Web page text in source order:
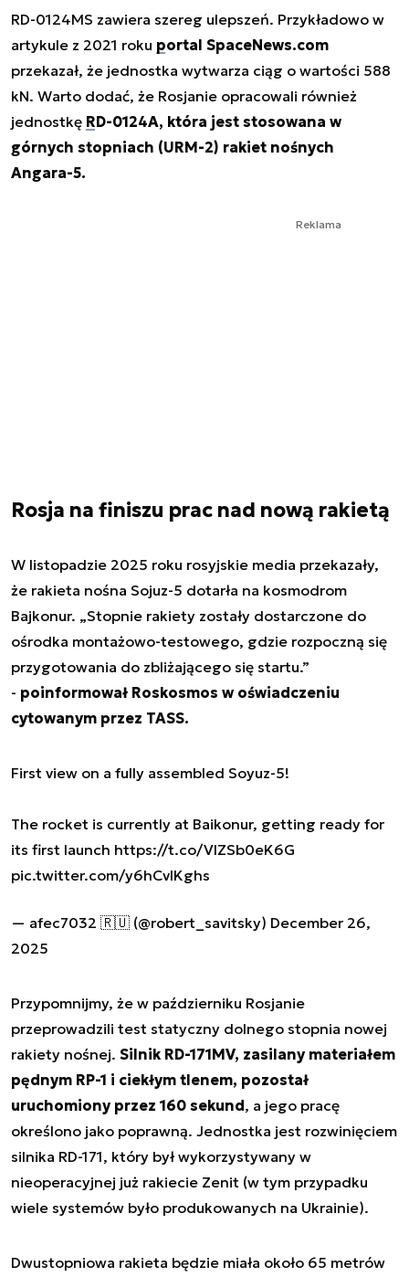
RD-0124MS zawiera szereg ulepszeń. Przykładowo w
artykule z 2021 roku portal SpaceNews.com
przekazał, że jednostka wytwarza ciąg o wartości 588
kN. Warto dodać, że Rosjanie opracowali również
jednostkę RD-0124A, która jest stosowana w
górnych stopniach (URM-2) rakiet nośnych
Angara-5.
Reklama
Rosja na finiszu prac nad nową rakietą
W listopadzie 2025 roku rosyjskie media przekazały,
że rakieta nośna Sojuz-5 dotarła na kosmodrom
Bajkonur. „Stopnie rakiety zostały dostarczone do
ośrodka montażowo-testowego, gdzie rozpoczną się
przygotowania do zbliżającego się startu.”
- poinformował Roskosmos w oświadczeniu
cytowanym przez TASS.
First view on a fully assembled Soyuz-5!
The rocket is currently at Baikonur, getting ready for
its first launch https://t.co/VlZSb0eK6G
pic.twitter.com/y6hCvIKghs
— afec7032 🇷🇺 (@robert_savitsky) December 26,
2025
Przypomnijmy, że w październiku Rosjanie
przeprowadzili test statyczny dolnego stopnia nowej
rakiety nośnej. Silnik RD-171MV, zasilany materiałem
pędnym RP-1 i ciekłym tlenem, pozostał
uruchomiony przez 160 sekund, a jego pracę
określono jako poprawną. Jednostka jest rozwinięciem
silnika RD-171, który był wykorzystywany w
nieoperacyjnej już rakiecie Zenit (w tym przypadku
wiele systemów było produkowanych na Ukrainie).
Dwustopniowa rakieta będzie miała około 65 metrów